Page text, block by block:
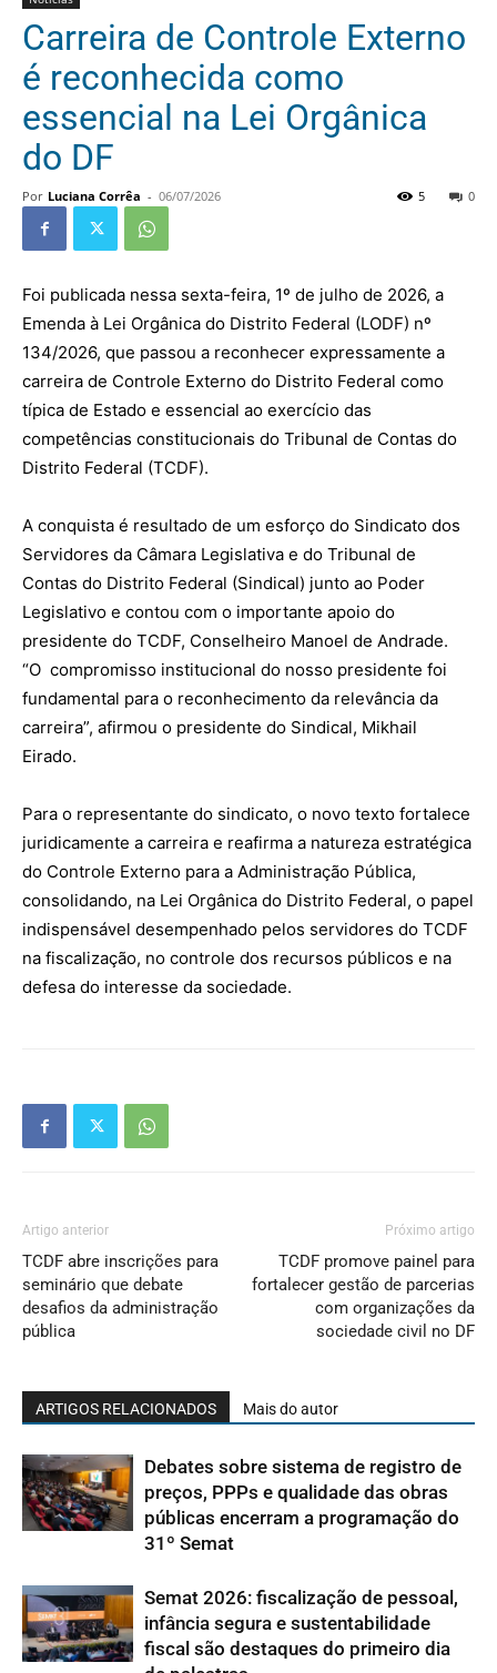
Carreira de Controle Externo
é reconhecida como
essencial na Lei Orgânica
do DF
Por Luciana Corrêa - 06/07/2026 0
5
Foi publicada nessa sexta-feira, 1º de julho de 2026, a
Emenda à Lei Orgânica do Distrito Federal (LODF) nº
134/2026, que passou a reconhecer expressamente a
carreira de Controle Externo do Distrito Federal como
típica de Estado e essencial ao exercício das
competências constitucionais do Tribunal de Contas do
Distrito Federal (TCDF).
A conquista é resultado de um esforço do Sindicato dos
Servidores da Câmara Legislativa e do Tribunal de
Contas do Distrito Federal (Sindical) junto ao Poder
Legislativo e contou com o importante apoio do
presidente do TCDF, Conselheiro Manoel de Andrade.
“O compromisso institucional do nosso presidente foi
fundamental para o reconhecimento da relevância da
carreira”, afirmou o presidente do Sindical, Mikhail
Eirado.
Para o representante do sindicato, o novo texto fortalece
juridicamente a carreira e reafirma a natureza estratégica
do Controle Externo para a Administração Pública,
consolidando, na Lei Orgânica do Distrito Federal, o papel
indispensável desempenhado pelos servidores do TCDF
na fiscalização, no controle dos recursos públicos e na
defesa do interesse da sociedade.
Artigo anterior
TCDF abre inscrições para
seminário que debate
desafios da administração
pública
Próximo artigo
TCDF promove painel para
fortalecer gestão de parcerias
com organizações da
sociedade civil no DF
ARTIGOS RELACIONADOS Mais do autor
Debates sobre sistema de registro de
preços, PPPs e qualidade das obras
públicas encerram a programação do
31º Semat
Semat 2026: fiscalização de pessoal,
infância segura e sustentabilidade
fiscal são destaques do primeiro dia